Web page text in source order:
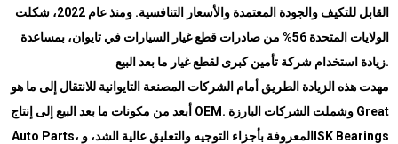
القابل للتكيف والجودة المعتمدة والأسعار التنافسية. ومنذ عام 2022، شكلت
الولايات المتحدة 56% من صادرات قطع غيار السيارات في تايوان، بمساعدة
زيادة استخدام شركة تأمين كبرى لقطع غيار ما بعد البيع.
مهدت هذه الزيادة الطريق أمام الشركات المصنعة التايوانية للانتقال إلى ما هو
أبعد من مكونات ما بعد البيع إلى إنتاج OEM. وشملت الشركات البارزة Great
Auto Parts
، المعروفة بأجزاء التوجيه والتعليق عالية الشد، و ISK Bearings